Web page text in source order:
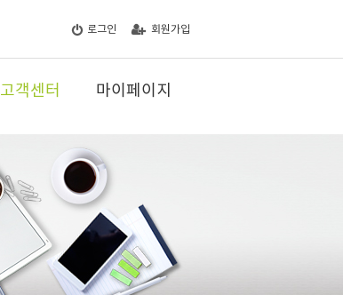
로그인 회원가입
고객센터 마이페이지